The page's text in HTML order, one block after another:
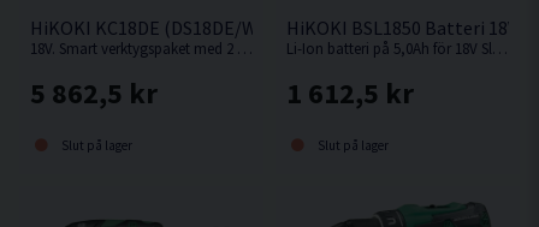
HiKOKI KC18DE (DS18DE/WR18DBDL2) Verktygspaket 18V
18V. Smart verktygspaket med 2 st kompakta och kraftfulla 18V batteriverktyg.
5 862,5 kr
Slut på lager
HiKOKI BSL1850 Batteri 18V
Li-Ion batteri på 5,0Ah för 18V Sladdlösa HiKOKI / Hitachi maskiner med Slide batterifäste.
1 612,5 kr
Slut på lager